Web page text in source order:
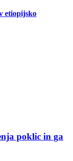
etiopijsko
poklic in ga